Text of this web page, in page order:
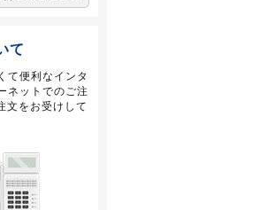
て
て便利なインタ
ネットでのご注
文をお受けして